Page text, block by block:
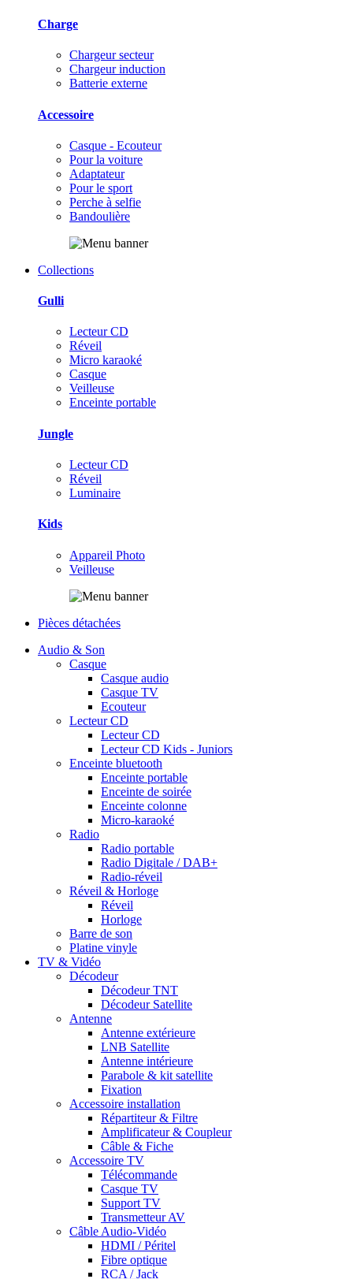
Charge
Chargeur secteur
Chargeur induction
Batterie externe
Accessoire
Casque - Ecouteur
Pour la voiture
Adaptateur
Pour le sport
Perche à selfie
Bandoulière
Collections
Gulli
Lecteur CD
Réveil
Micro karaoké
Casque
Veilleuse
Enceinte portable
Jungle
Lecteur CD
Réveil
Luminaire
Kids
Appareil Photo
Veilleuse
Pièces détachées
Audio & Son
Casque
Casque audio
Casque TV
Ecouteur
Lecteur CD
Lecteur CD
Lecteur CD Kids - Juniors
Enceinte bluetooth
Enceinte portable
Enceinte de soirée
Enceinte colonne
Micro-karaoké
Radio
Radio portable
Radio Digitale / DAB+
Radio-réveil
Réveil & Horloge
Réveil
Horloge
Barre de son
Platine vinyle
TV & Vidéo
Décodeur
Décodeur TNT
Décodeur Satellite
Antenne
Antenne extérieure
LNB Satellite
Antenne intérieure
Parabole & kit satellite
Fixation
Accessoire installation
Répartiteur & Filtre
Amplificateur & Coupleur
Câble & Fiche
Accessoire TV
Télécommande
Casque TV
Support TV
Transmetteur AV
Câble Audio-Vidéo
HDMI / Péritel
Fibre optique
RCA / Jack